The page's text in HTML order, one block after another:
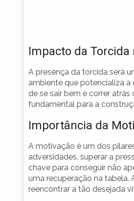
Impacto da Torcida
A presença da torcida será
ambiente que potencializa a
de se sair bem e correr
fundamental para a
Importância da
A motivação é um dos
adversidades, superar a
chave para conseguir não
uma recuperação na tabela.
reencontrar a tão desejada